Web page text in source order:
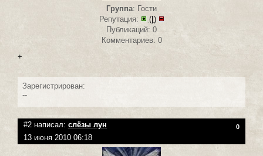
Группа: Гости
Репутация:
(| )
Публикаций: 0
Комментариев: 0
+
Зарегистрирован:
--
#2 написал: слёзы лун 0
13 июня 2010 06:18